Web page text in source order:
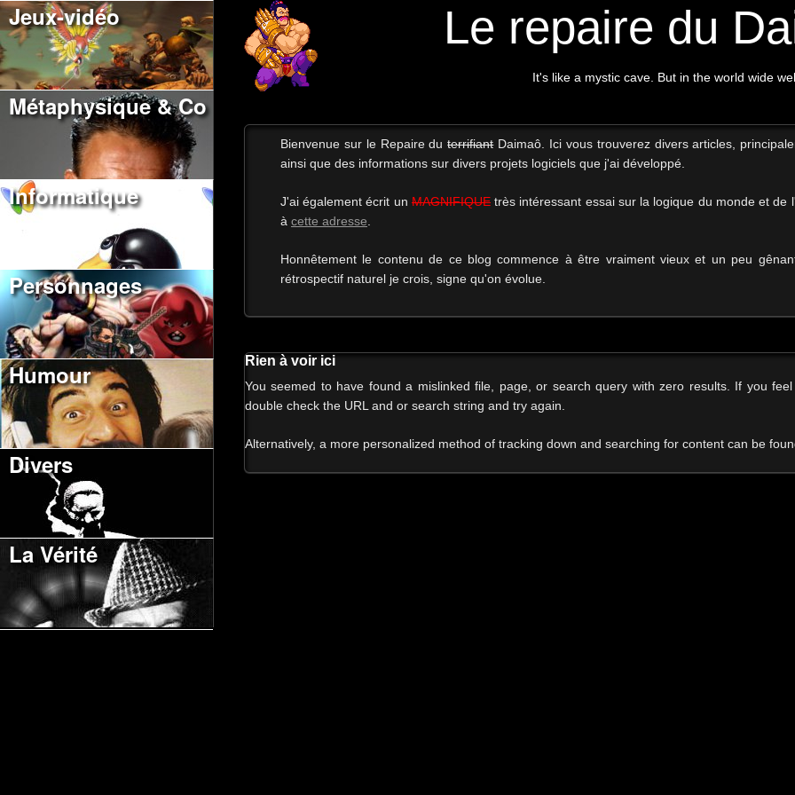
Jeux-vidéo
Métaphysique & Co
Informatique
Personnages
Humour
Divers
La Vérité
Le repaire du
It's like a mystic cave. But in the world wide
Bienvenue sur le Repaire duterrifiantDaimaô. Ici vous trouverez divers articles,
ainsi que des informations sur divers projets logiciels que j'ai développé.
J'ai également écrit un MAGNIFIQUEtrès intéressant essai sur la logique du monde et de
à cette adresse
Honnêtement le contenu de ce blog commence à être vraiment vieux et un peu
rétrospectif naturel je crois, signe qu'on évolue.
Rien à voir ici
You seemed to have found a mislinked file, page, or search query with zero results. If you
double check the URL and or search string and try again.
Alternatively, a more personalized method of tracking down and searching for content can be